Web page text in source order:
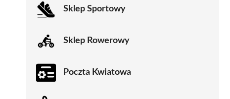
Sklep Sportowy
Sklep Rowerowy
Poczta Kwiatowa